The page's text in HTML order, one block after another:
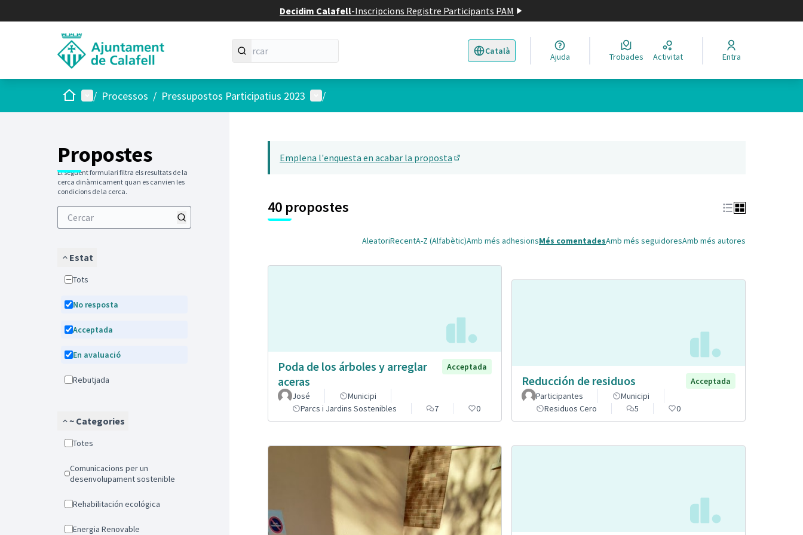
Decidim Calafell-Inscripcions Registre Participants PAM
Català
Triar la llengua Elegir el idioma
Ajuda Trobades Activitat Entra
Inici Menú principal
/ Processos / Pressupostos Participatius 2023 Menú d'usuari
/
Propostes
El següent formulari filtra els resultats de la
cerca dinàmicament quan es canvien les
condicions de la cerca.
Estat
Tots
No resposta
Acceptada
En avaluació
Rebutjada
~ Categories
Totes
Comunicacions per un
desenvolupament sostenible
Rehabilitación ecológica
Energia Renovable
Emplena l'enquesta en acabar la proposta
40 propostes
AleatoriRecentA-Z (Alfabètic)Amb més adhesionsMés comentadesAmb més seguidoresAmb més autores
Poda de los árboles y arreglar
aceras
Acceptada
José
Municipi
Parcs i Jardins Sostenibles
7 0
Reducción de residuos
Acceptada
Participantes
Municipi
Residuos Cero
5 0